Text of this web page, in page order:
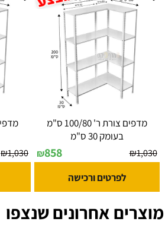
מדפים צורת ר' 100/80 ס"מ
בעומק 30 ס"מ
₪1,030
₪858
לפרטים ורכישה
₪1,030
מוצרים אחרונים שנצפו